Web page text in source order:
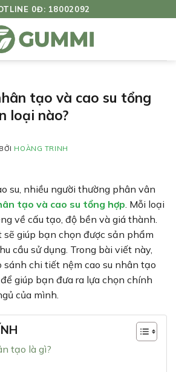
0Đ: 18002092
tạo và cao su tổng
loại nào?
BỞI HOÀNG TRINH
su, nhiều người thường phân vân
tạo và cao su tổng hợp . Mỗi loại
về cấu tạo, độ bền và giá thành.
sẽ giúp bạn chọn được sản phẩm
cầu sử dụng. Trong bài viết này,
sánh chi tiết nệm cao su nhân tạo
giúp bạn đưa ra lựa chọn chính
của mình.
tạo là gì?